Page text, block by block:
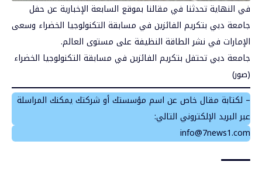
في النهاية تحدثنا في مقالنا بموقع السابعة الإخبارية عن حفل
جامعة دبي بتكريم الفائزين في مسابقة التكنولوجيا الخضراء وسعى
الإمارات في نشر الطاقة النظيفة على مستوى العالم.
جامعة دبي تحتفل بتكريم الفائزين في مسابقة التكنولوجيا الخضراء
(صور)
– لكتابة مقال خاص عن اسم مؤسستك أو شركتك يمكنك المراسلة
عبر البريد الإلكتروني التالي:
info@7news1.com